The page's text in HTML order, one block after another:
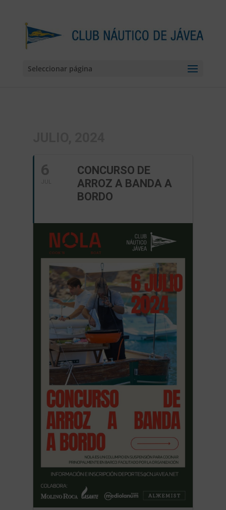
Seleccionar página
6
JUL
CONCURSO DE
ARROZ A BANDA A
BORDO